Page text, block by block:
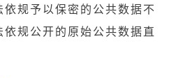
规予以保密的公共数据不
规公开的原始公共数据直